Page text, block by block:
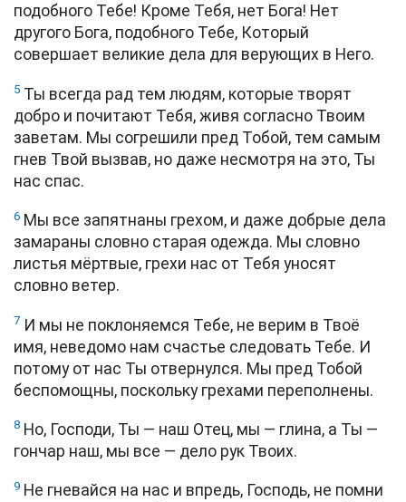
подобного Тебе! Кроме Тебя, нет Бога! Нет
другого Бога, подобного Тебе, Который
совершает великие дела для верующих в Него.
5 Ты всегда рад тем людям, которые творят
добро и почитают Тебя, живя согласно Твоим
заветам. Мы согрешили пред Тобой, тем самым
гнев Твой вызвав, но даже несмотря на это, Ты
нас спас.
6 Мы все запятнаны грехом, и даже добрые дела
замараны словно старая одежда. Мы словно
листья мёртвые, грехи нас от Тебя уносят
словно ветер.
7 И мы не поклоняемся Тебе, не верим в Твоё
имя, неведомо нам счастье следовать Тебе. И
потому от нас Ты отвернулся. Мы пред Тобой
беспомощны, поскольку грехами переполнены.
8 Но, Господи, Ты — наш Отец, мы — глина, а Ты —
гончар наш, мы все — дело рук Твоих.
9 Не гневайся на нас и впредь, Господь, не помни